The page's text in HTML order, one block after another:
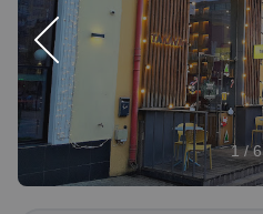
1 / 6